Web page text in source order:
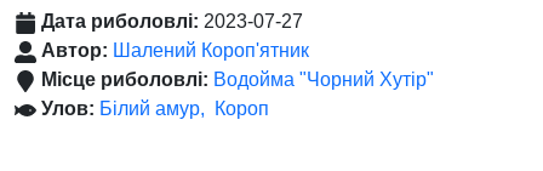
Дата риболовлі: 2023-07-27
Автор: Шалений Короп'ятник
Місце риболовлі: Водойма "Чорний Хутір"
Улов: Білий амур Короп